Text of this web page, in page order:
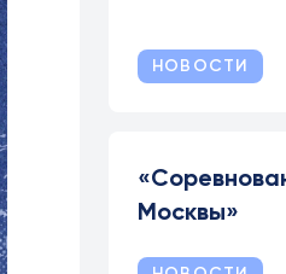
НОВОСТИ
Москвы»